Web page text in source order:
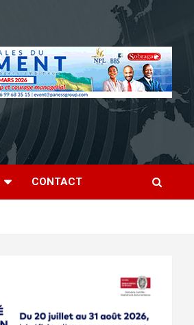
CONTACT